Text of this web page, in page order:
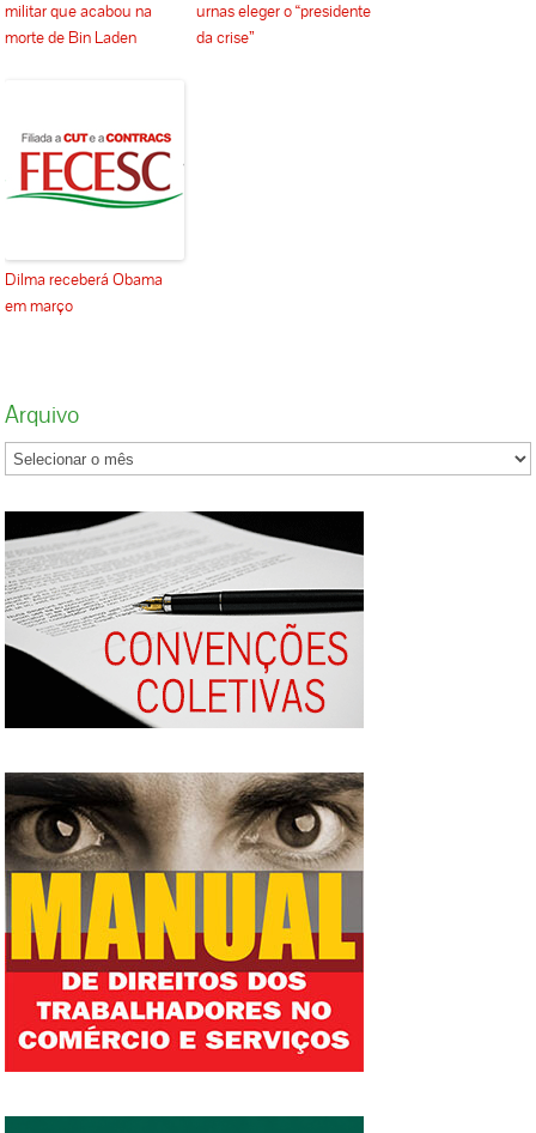
militar que acabou na
morte de Bin Laden
urnas eleger o “presidente
da crise”
Dilma receberá Obama
em março
Arquivo